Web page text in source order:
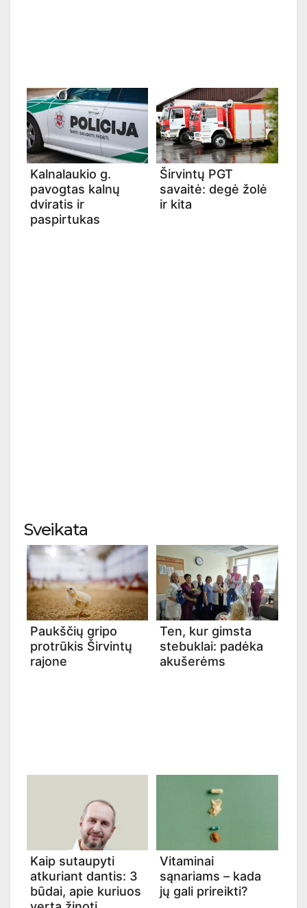
Kalnalaukio g.
pavogtas kalnų
dviratis ir
paspirtukas
Širvintų PGT
savaitė: degė žolė
ir kita
Sveikata
Paukščių gripo
protrūkis Širvintų
rajone
Ten, kur gimsta
stebuklai: padėka
akušerėms
Kaip sutaupyti
atkuriant dantis: 3
būdai, apie kuriuos
Vitaminai
sąnariams – kada
jų gali prireikti?